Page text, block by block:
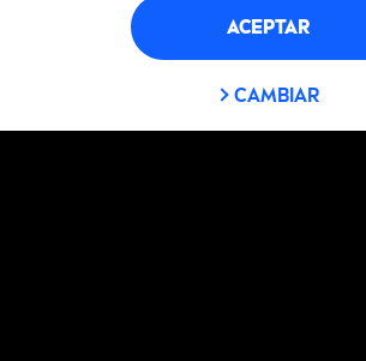
ACEPTAR
CAMBIAR